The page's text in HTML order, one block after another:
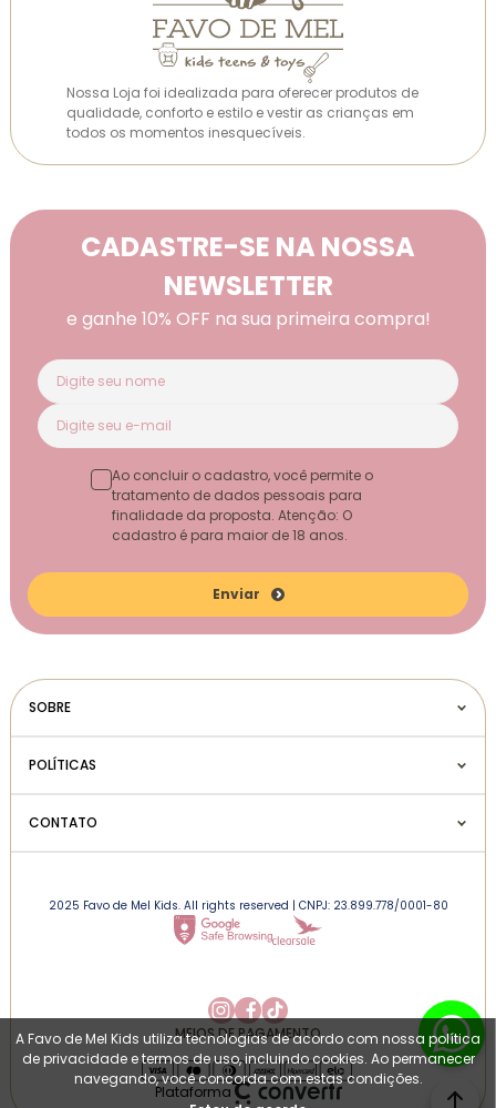
Nossa Loja foi idealizada para oferecer produtos de
qualidade, conforto e estilo e vestir as crianças em
todos os momentos inesquecíveis.
CADASTRE-SE NA NOSSA
NEWSLETTER
e ganhe 10% OFF na sua primeira compra!
Enviar
Ao concluir o cadastro, você permite o
tratamento de dados pessoais para
finalidade da proposta. Atenção: O
cadastro é para maior de 18 anos.
SOBRE
POLÍTICAS
CONTATO
2025 Favo de Mel Kids. All rights reserved | CNPJ: 23.899.778/0001-80
MEIOS DE PAGAMENTO
Plataforma
A Favo de Mel Kids utiliza tecnologias de acordo com nossa política
de privacidade e termos de uso, incluindo cookies. Ao permanecer
navegando, você concorda com estas condições.